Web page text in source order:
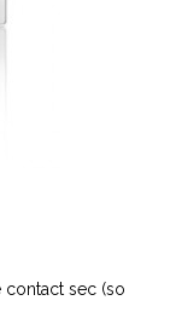
sec (so